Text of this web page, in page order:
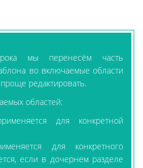
мы перенесём часть
во включаемые области
редактировать.
областей:
для конкретной
для конкретного
если в дочернем разделе